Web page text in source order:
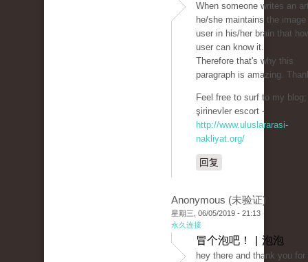
When someone writes an
he/she maintains the
user in his/her brain that
user can know it.
Therefore that's why this
paragraph is amazing.
Feel free to surf to my blog;
şirinevler escort -
http://www.uluslararasi-
nakliyat.org/
回复
Anonymous (未验证)
星期三, 06/05/2019 - 21:13
永久连接
冒个泡吧！ | 泡泡
hey there and thank you for